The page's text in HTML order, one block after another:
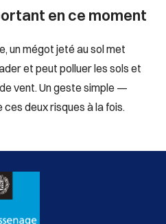
en ce moment
un mégot jeté au sol met
et peut polluer les sols et
vent. Un geste simple —
deux risques à la fois.